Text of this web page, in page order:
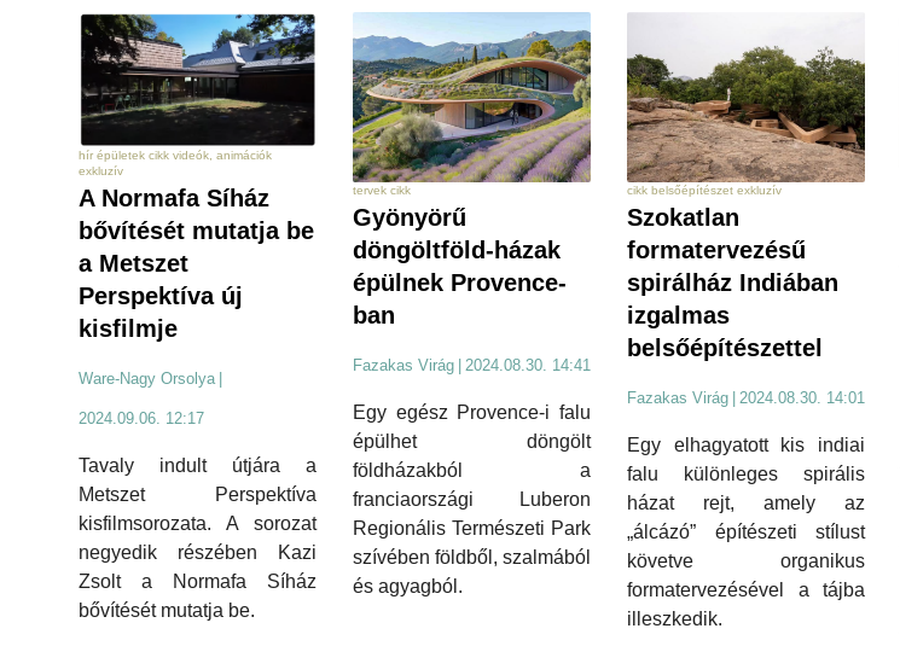
hír épületek cikk videók, animációk
exkluzív
A Normafa Síház
bővítését mutatja be
a Metszet
Perspektíva új
kisfilmje
Ware-Nagy Orsolya
2024.09.06. 12:17
Tavaly indult útjára a
Metszet Perspektíva
kisfilmsorozata. A sorozat
negyedik részében Kazi
Zsolt a Normafa Síház
bővítését mutatja be.
tervek cikk
Gyönyörű
döngöltföld-házak
épülnek Provence-
ban
Fazakas Virág | 2024.08.30. 14:41
Egy egész Provence-i falu
épülhet döngölt
földházakból a
franciaországi Luberon
Regionális Természeti Park
szívében földből, szalmából
és agyagból.
cikk belsőépítészet exkluzív
Szokatlan
formatervezésű
spirálház Indiában
izgalmas
belsőépítészettel
Fazakas Virág | 2024.08.30. 14:01
Egy elhagyatott kis indiai
falu különleges spirális
házat rejt, amely az
„álcázó” építészeti stílust
követve organikus
formatervezésével a tájba
illeszkedik.